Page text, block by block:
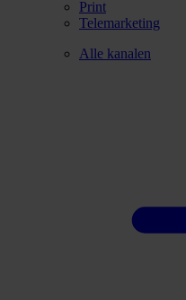
Print
Telemarketing
Alle kanalen